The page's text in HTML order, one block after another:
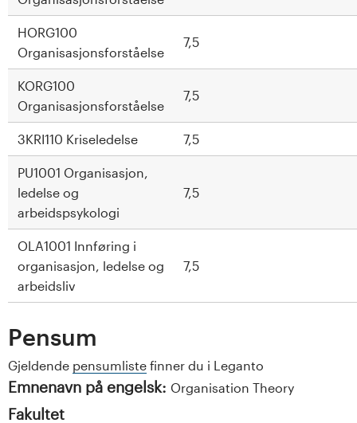
HORG100
Organisasjonsforståelse
7,5
KORG100
Organisasjonsforståelse
7,5
3KRI110 Kriseledelse 7,5
PU1001 Organisasjon,
ledelse og
arbeidspsykologi
7,5
OLA1001 Innføring i
organisasjon, ledelse og
arbeidsliv
7,5
Pensum
Gjeldende pensumliste finner du i Leganto
Emnenavn på engelsk: Organisation Theory
Fakultet